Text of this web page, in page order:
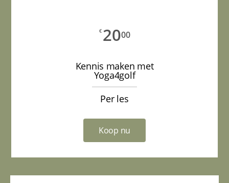
€ 2000
Kennis maken met
Yoga4golf
Per les
Koop nu